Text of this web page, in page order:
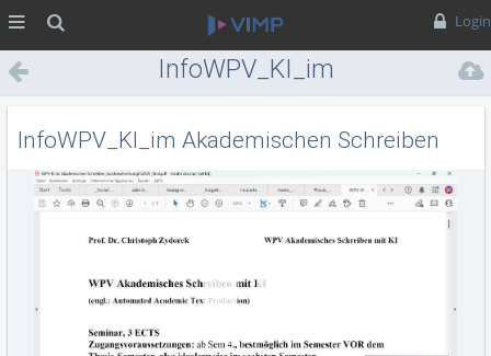
Login
InfoWPV_KI_im
Akademischen Schreiben
InfoWPV_KI_im Akademischen Schreiben